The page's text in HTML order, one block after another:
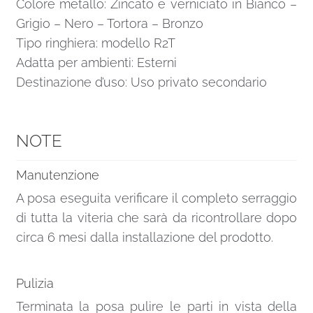
Colore metallo: Zincato e verniciato in Bianco –
Grigio – Nero – Tortora – Bronzo
Tipo ringhiera: modello R2T
Adatta per ambienti: Esterni
Destinazione d’uso: Uso privato secondario
NOTE
Manutenzione
A posa eseguita verificare il completo serraggio
di tutta la viteria che sarà da ricontrollare dopo
circa 6 mesi dalla installazione del prodotto.
Pulizia
Terminata la posa pulire le parti in vista della